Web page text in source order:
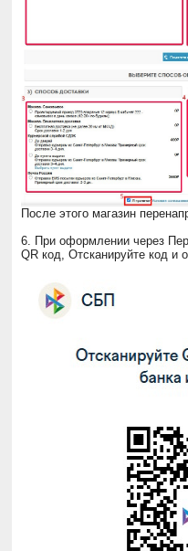
После этого магазин
6. При оформлении через
QR код, Отсканируйте код и